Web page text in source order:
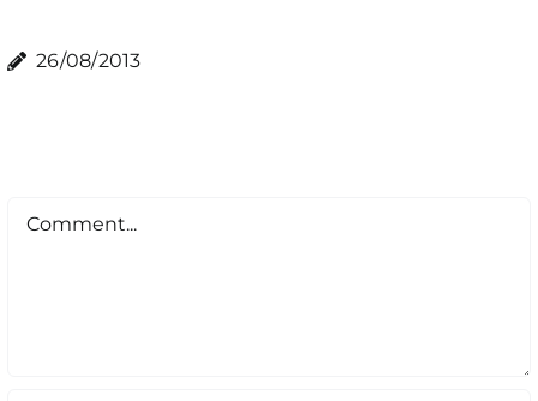
26/08/2013
Comment